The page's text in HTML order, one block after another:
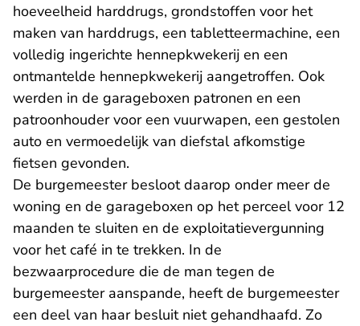
hoeveelheid harddrugs, grondstoffen voor het
maken van harddrugs, een tabletteermachine, een
volledig ingerichte hennepkwekerij en een
ontmantelde hennepkwekerij aangetroffen. Ook
werden in de garageboxen patronen en een
patroonhouder voor een vuurwapen, een gestolen
auto en vermoedelijk van diefstal afkomstige
fietsen gevonden.
De burgemeester besloot daarop onder meer de
woning en de garageboxen op het perceel voor 12
maanden te sluiten en de exploitatievergunning
voor het café in te trekken. In de
bezwaarprocedure die de man tegen de
burgemeester aanspande, heeft de burgemeester
een deel van haar besluit niet gehandhaafd. Zo